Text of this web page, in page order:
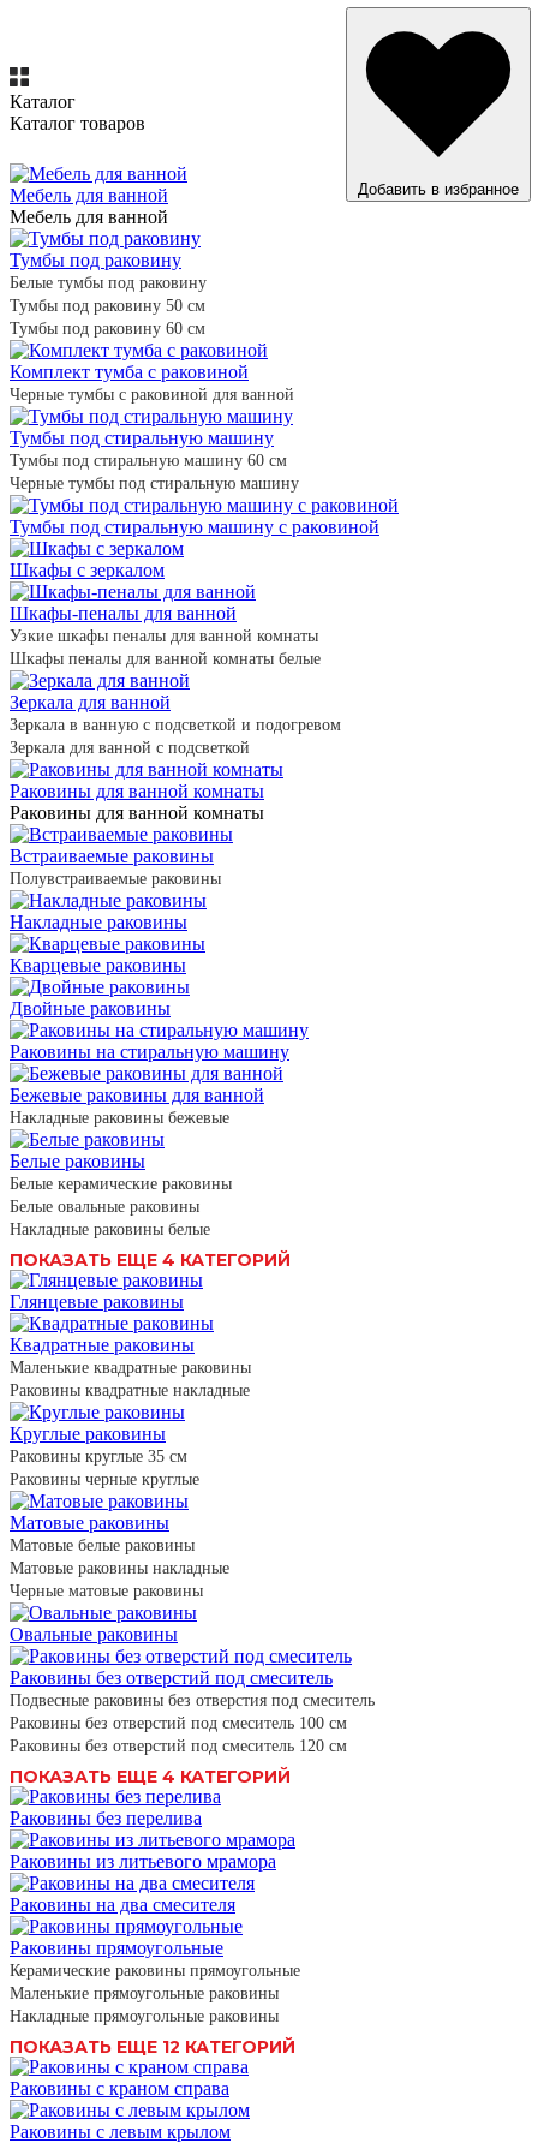
Каталог
Каталог товаров
ВСЕ ТОВАРЫ
Мебель для ванной
Мебель для ванной
Тумбы под раковину
Белые тумбы под раковину
Тумбы под раковину 50 см
Тумбы под раковину 60 см
Комплект тумба с раковиной
Черные тумбы с раковиной для ванной
Тумбы под стиральную машину
Тумбы под стиральную машину 60 см
Черные тумбы под стиральную машину
Тумбы под стиральную машину с раковиной
Шкафы с зеркалом
Шкафы-пеналы для ванной
Узкие шкафы пеналы для ванной комнаты
Шкафы пеналы для ванной комнаты белые
Зеркала для ванной
Зеркала в ванную с подсветкой и подогревом
Зеркала для ванной с подсветкой
Раковины для ванной комнаты
Раковины для ванной комнаты
Встраиваемые раковины
Полувстраиваемые раковины
Накладные раковины
Кварцевые раковины
Двойные раковины
Раковины на стиральную машину
Бежевые раковины для ванной
Накладные раковины бежевые
Белые раковины
Белые керамические раковины
Белые овальные раковины
Накладные раковины белые
ПОКАЗАТЬ ЕЩЕ 4 КАТЕГОРИЙ
Глянцевые раковины
Квадратные раковины
Маленькие квадратные раковины
Раковины квадратные накладные
Круглые раковины
Раковины круглые 35 см
Раковины черные круглые
Матовые раковины
Матовые белые раковины
Матовые раковины накладные
Черные матовые раковины
Овальные раковины
Раковины без отверстий под смеситель
Подвесные раковины без отверстия под смеситель
Раковины без отверстий под смеситель 100 см
Раковины без отверстий под смеситель 120 см
ПОКАЗАТЬ ЕЩЕ 4 КАТЕГОРИЙ
Раковины без перелива
Раковины из литьевого мрамора
Раковины на два смесителя
Раковины прямоугольные
Керамические раковины прямоугольные
Маленькие прямоугольные раковины
Накладные прямоугольные раковины
ПОКАЗАТЬ ЕЩЕ 12 КАТЕГОРИЙ
Раковины с краном справа
Раковины с левым крылом
Добавить в избранное